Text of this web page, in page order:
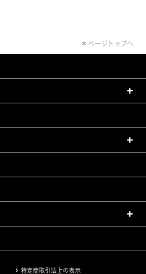
ページトップへ
特定商取引法上の表示